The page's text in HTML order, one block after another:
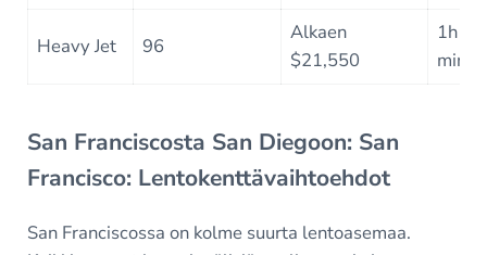
Heavy Jet 96
Alkaen
$21,550
1h 20
min
San Franciscosta San Diegoon: San
Francisco: Lentokenttävaihtoehdot
San Franciscossa on kolme suurta lentoasemaa.